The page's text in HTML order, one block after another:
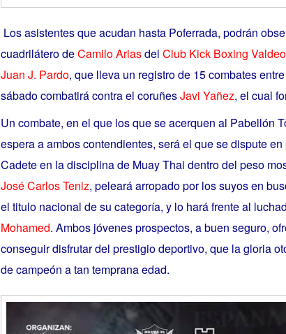
Los asistentes que acudan hasta Poferrada, podrán
cuadrilátero deCamilo Ariasdel Club Kick Boxing
Juan J. Pardo, que lleva un registro de 15 combates
sábado combatirá contra el coruñesJavi Yañez, el cual
Un combate, en el que los que se acerquen al Pabellón
espera a ambos contendientes, será el que se dispute
Cadete en la disciplina de Muay Thai dentro del peso
José Carlos Teniz, peleará arropado por los suyos en
el titulo nacional de su categoría, y lo hará frente al
Mohamed. Ambos jóvenes prospectos, a buen seguro,
conseguir disfrutar del prestigio deportivo, que la gloria
de campeón a tan temprana edad.